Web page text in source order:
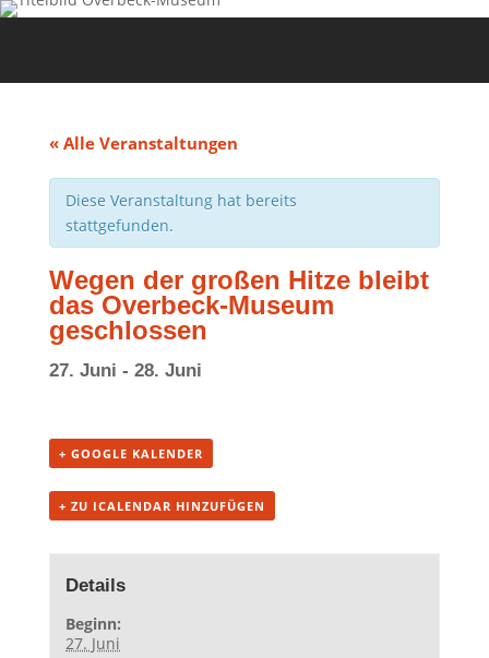
« Alle Veranstaltungen
Diese Veranstaltung hat bereits
stattgefunden.
Wegen der großen Hitze bleibt
das Overbeck-Museum
geschlossen
27. Juni - 28. Juni
+ GOOGLE KALENDER
+ ZU ICALENDAR HINZUFÜGEN
Details
Beginn:
27. Juni